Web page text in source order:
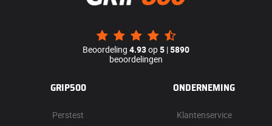
Beoordeling 4.93op5 |5890
beoordelingen
GRIP500
Perstest
ONDERNEMING
Klantenservice